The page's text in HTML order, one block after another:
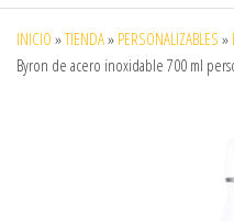
INICIO »TIENDA» PERSONALIZABLES »
Byron de acero inoxidable 700 ml